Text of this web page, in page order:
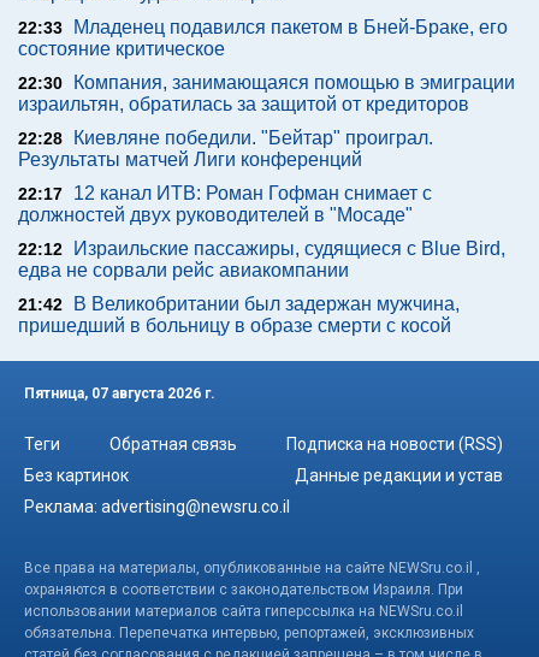
22:33
Младенец подавился пакетом в Бней-Браке, его
состояние критическое
22:30
Компания, занимающаяся помощью в эмиграции
израильтян, обратилась за защитой от кредиторов
22:28
Киевляне победили. "Бейтар" проиграл.
Результаты матчей Лиги конференций
22:17
12 канал ИТВ: Роман Гофман снимает с
должностей двух руководителей в "Мосаде"
22:12
Израильские пассажиры, судящиеся с Blue Bird,
едва не сорвали рейс авиакомпании
21:42
В Великобритании был задержан мужчина,
пришедший в больницу в образе смерти с косой
Пятница, 07 августа 2026 г.
Теги Обратная связь
Подписка на новости (RSS)
Без картинок
Данные редакции и устав
Реклама: advertising@newsru.co.il
Все права на материалы, опубликованные на сайте NEWSru.co.il ,
охраняются в соответствии с законодательством Израиля. При
использовании материалов сайта гиперссылка на NEWSru.co.il
обязательна. Перепечатка интервью, репортажей, эксклюзивных